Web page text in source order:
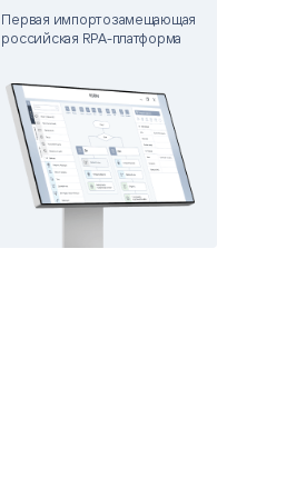
Первая импортозамещающая
российская RPA-платформа